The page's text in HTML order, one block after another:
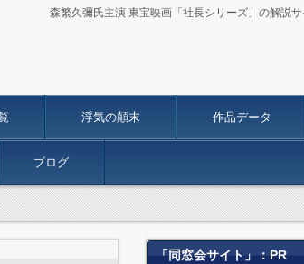
森繁久彌氏主演 東宝映画「社長シリーズ」の解説
浮気の顛末 作品データ
ブログ
「同窓会サイト」：PR